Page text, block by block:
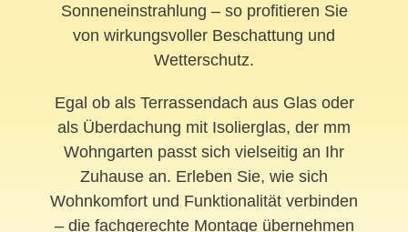
Sonneneinstrahlung – so profitieren Sie
von wirkungsvoller Beschattung und
Wetterschutz.
Egal ob als Terrassendach aus Glas oder
als Überdachung mit Isolierglas, der mm
Wohngarten passt sich vielseitig an Ihr
Zuhause an. Erleben Sie, wie sich
Wohnkomfort und Funktionalität verbinden
– die fachgerechte Montage übernehmen